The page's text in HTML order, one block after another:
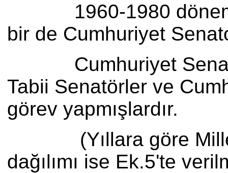
1960-1980
bir de Cumhuriyet
Cumhuriyet
Tabii Senatörler ve
görev yapmışlardır.
(Yıllara göre
dağılımı ise Ek.5'te